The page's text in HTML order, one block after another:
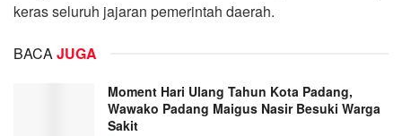
keras seluruh jajaran pemerintah daerah.
BACAJUGA
Moment Hari Ulang Tahun Kota Padang,
Wawako Padang Maigus Nasir Besuki Warga
Sakit